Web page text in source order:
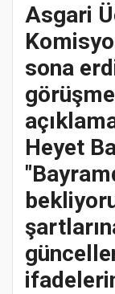
Asgari
sona
Heyet